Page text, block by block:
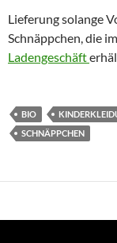
Lieferung solange
Schnäppchen, die im
Ladengeschäft
BIO
SCHNÄPPCHEN